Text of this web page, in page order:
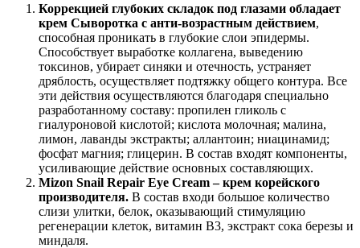
Коррекцией глубоких складок под глазами обладает
крем Сыворотка с анти-возрастным действием,
способная проникать в глубокие слои эпидермы.
Способствует выработке коллагена, выведению
токсинов, убирает синяки и отечность, устраняет
дряблость, осуществляет подтяжку общего контура. Все
эти действия осуществляются благодаря специально
разработанному составу: пропилен гликоль с
гиалуроновой кислотой; кислота молочная; малина,
лимон, лаванды экстракты; аллантоин; ниацинамид;
фосфат магния; глицерин. В состав входят компоненты,
усиливающие действие основных составляющих.
Mizon Snail Repair Eye Cream – крем корейского
производителя. В состав входи большое количество
слизи улитки, белок, оказывающий стимуляцию
регенерации клеток, витамин В3, экстракт сока березы и
миндаля.